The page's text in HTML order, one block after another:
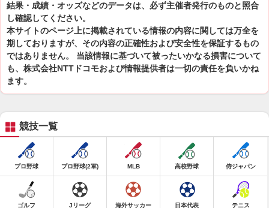
結果・成績・オッズなどのデータは、必ず主催者発行のものと照合
し確認してください。
本サイトのページ上に掲載されている情報の内容に関しては万全を
期しておりますが、その内容の正確性および安全性を保証するもの
ではありません。 当該情報に基づいて被ったいかなる損害について
も、株式会社NTTドコモおよび情報提供者は一切の責任を負いかね
ます。
競技一覧
プロ野球 プロ野球(2軍) MLB 高校野球 侍ジャパン
ゴルフ Jリーグ 海外サッカー 日本代表 テニス